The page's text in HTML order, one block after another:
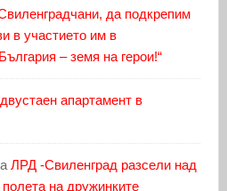
да подкрепим
в участието им в
– земя на герои!“
апартамент в
ЛРД -Свиленград разсели над
на дружинките